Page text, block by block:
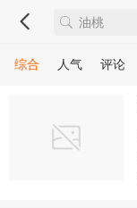
综合 人气 评论